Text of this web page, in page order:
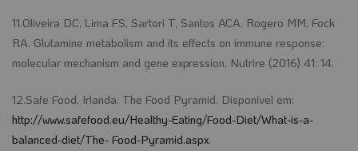
11.Oliveira DC, Lima FS, Sartori T, Santos ACA, Rogero MM, Fock
RA. Glutamine metabolism and its effects on immune response:
molecular mechanism and gene expression. Nutrire (2016) 41: 14.
12.Safe Food, Irlanda. The Food Pyramid. Disponível em:
http://www.safefood.eu/Healthy-Eating/Food-Diet/What-is-a-
balanced-diet/The- Food-Pyramid.aspx.